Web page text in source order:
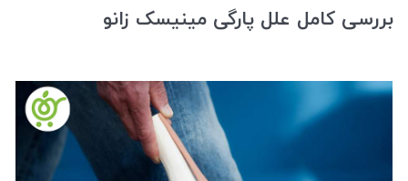
بررسی کامل علل پارگی مینیسک زانو